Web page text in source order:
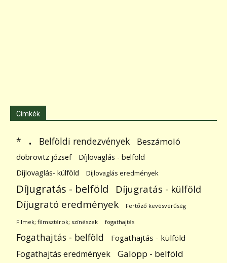
Címkék
* . Belföldi rendezvények Beszámoló
dobrovitz józsef
Díjlovaglás - belföld
Díjlovaglás- külföld
Díjlovaglás eredmények
Díjugratás - belföld Díjugratás - külföld
Díjugrató eredmények Fertőző kevésvérűség
Filmek; filmsztárok; színészek fogathajtás
Fogathajtás - belföld Fogathajtás - külföld
Fogathajtás eredmények Galopp - belföld